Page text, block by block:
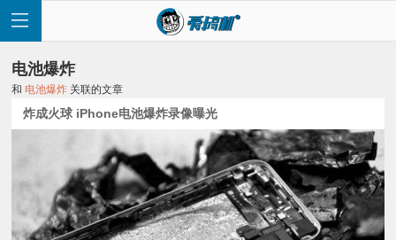
电池爆炸
和 电池爆炸 关联的文章
炸成火球 iPhone电池爆炸录像曝光